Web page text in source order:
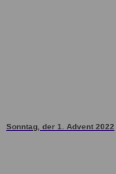
Sonntag, der 1. Advent 2022